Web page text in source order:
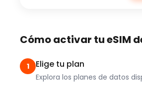
Cómo activar tu eSIM
1 Elige tu plan
Explora los planes de datos